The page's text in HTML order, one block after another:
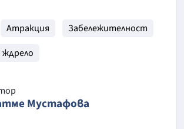
Атракция
Забележителност
Мустафова